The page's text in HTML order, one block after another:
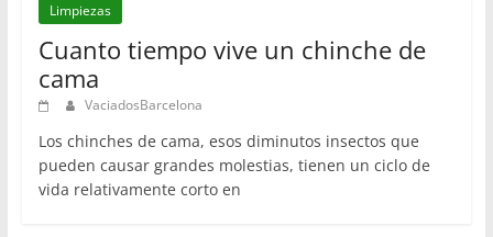
Limpiezas
Cuanto tiempo vive un chinche de
cama
VaciadosBarcelona
Los chinches de cama, esos diminutos insectos que
pueden causar grandes molestias, tienen un ciclo de
vida relativamente corto en